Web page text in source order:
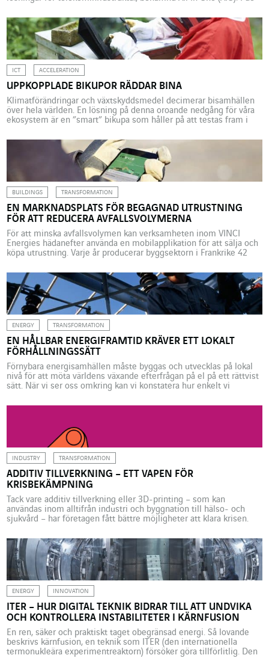
användningsområden och låg påverkan på miljön. Bränder,
naturkatastrofer, haverier – det finns många olika orsaker till
olyckor som drabbar telekominfrastrukturen. När […]
ICT ACCELERATION
UPPKOPPLADE BIKUPOR RÄDDAR BINA
Klimatförändringar och växtskyddsmedel decimerar bisamhällen
över hela världen. En lösning på denna oroande nedgång för våra
ekosystem är en ”smart” bikupa som håller på att testas fram i
Bidöden är ett världsomspännande faktum som identifierats
under de senaste trettio åren under benämningen Colony
Collapse Disorder (CCD). Fenomenet […]
BUILDINGS TRANSFORMATION
EN MARKNADSPLATS FÖR BEGAGNAD UTRUSTNING
FÖR ATT REDUCERA AVFALLSVOLYMERNA
För att minska avfallsvolymen kan verksamheten inom VINCI
Energies hädanefter använda en mobilapplikation för att sälja och
köpa utrustning. Varje år producerar byggsektorn i Frankrike 42
måttligare resursförbrukning förblir den cirkulära ekonomin
fortfarande mycket svagt utnyttjad, särskilt när det gäller
återanvändning av utrustning. Det är […]
ENERGY TRANSFORMATION
EN HÅLLBAR ENERGIFRAMTID KRÄVER ETT LOKALT
FÖRHÅLLNINGSSÄTT
Förnybara energisamhällen måste byggas och utvecklas på lokal
nivå för att möta världens växande efterfrågan på el på ett rättvist
sätt. När vi ser oss omkring kan vi konstatera hur enkelt vi
transport och distribution av el som ingår i vårt dagliga liv. Men så
INDUSTRY TRANSFORMATION
ADDITIV TILLVERKNING – ETT VAPEN FÖR
KRISBEKÄMPNING
Tack vare additiv tillverkning eller 3D-printing – som kan
användas inom alltifrån industri och byggnation till hälso- och
sjukvård – har företagen fått bättre möjligheter att klara krisen.
ENERGY INNOVATION
ITER – HUR DIGITAL TEKNIK BIDRAR TILL ATT UNDVIKA
OCH KONTROLLERA INSTABILITETER I KÄRNFUSION
En ren, säker och praktiskt taget obegränsad energi. Så lovande
beskrivs kärnfusion, en teknik som ITER (den internationella
termonukleära experimentreaktorn) försöker göra tillförlitlig. Den